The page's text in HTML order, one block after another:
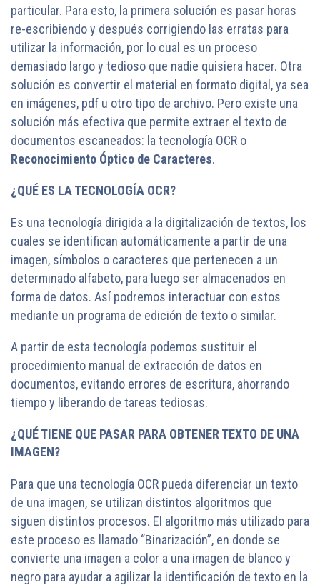
particular. Para esto, la primera solución es pasar horas
re-escribiendo y después corrigiendo las erratas para
utilizar la información, por lo cual es un proceso
demasiado largo y tedioso que nadie quisiera hacer. Otra
solución es convertir el material en formato digital, ya sea
en imágenes, pdf u otro tipo de archivo. Pero existe una
solución más efectiva que permite extraer el texto de
documentos escaneados: la tecnología OCR o
Reconocimiento Óptico de Caracteres.
¿QUÉ ES LA TECNOLOGÍA OCR?
Es una tecnología dirigida a la digitalización de textos, los
cuales se identifican automáticamente a partir de una
imagen, símbolos o caracteres que pertenecen a un
determinado alfabeto, para luego ser almacenados en
forma de datos. Así podremos interactuar con estos
mediante un programa de edición de texto o similar.
A partir de esta tecnología podemos sustituir el
procedimiento manual de extracción de datos en
documentos, evitando errores de escritura, ahorrando
tiempo y liberando de tareas tediosas.
¿QUÉ TIENE QUE PASAR PARA OBTENER TEXTO DE UNA
IMAGEN?
Para que una tecnología OCR pueda diferenciar un texto
de una imagen, se utilizan distintos algoritmos que
siguen distintos procesos. El algoritmo más utilizado para
este proceso es llamado “Binarización”, en donde se
convierte una imagen a color a una imagen de blanco y
negro para ayudar a agilizar la identificación de texto en la